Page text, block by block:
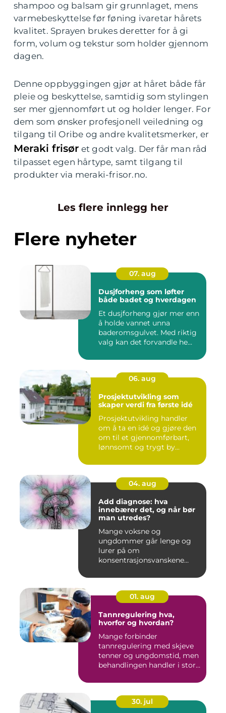
shampoo og balsam gir grunnlaget, mens
varmebeskyttelse før føning ivaretar hårets
kvalitet. Sprayen brukes deretter for å gi
form, volum og tekstur som holder gjennom
dagen.
Denne oppbyggingen gjør at håret både får
pleie og beskyttelse, samtidig som stylingen
ser mer gjennomført ut og holder lenger. For
dem som ønsker profesjonell veiledning og
tilgang til Oribe og andre kvalitetsmerker, er
Meraki frisør et godt valg. Der får man råd
tilpasset egen hårtype, samt tilgang til
produkter via meraki-frisor.no.
Les flere innlegg her
Flere nyheter
07. aug
Dusjforheng som løfter
både badet og hverdagen
Et dusjforheng gjør mer enn
å holde vannet unna
baderomsgulvet. Med riktig
valg kan det forvandle he...
06. aug
Prosjektutvikling som
skaper verdi fra første idé
Prosjektutvikling handler
om å ta en idé og gjøre den
om til et gjennomførbart,
lønnsomt og trygt by...
04. aug
Add diagnose: hva
innebærer det, og når bør
man utredes?
Mange voksne og
ungdommer går lenge og
lurer på om
konsentrasjonsvanskene
01. aug
Tannregulering hva,
hvorfor og hvordan?
Mange forbinder
tannregulering med skjeve
tenner og ungdomstid, men
behandlingen handler i stor
30. jul